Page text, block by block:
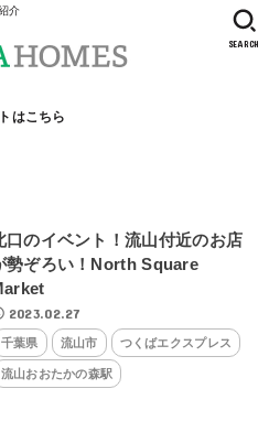
介
はこちら
SEARCH
口のイベント！流山付近のお店
勢ぞろい！North Square
2023.02.27
千葉県 流山市 つくばエクスプレス
流山おおたかの森駅